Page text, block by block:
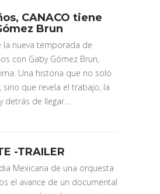
CANACO tiene
Brun
nueva temporada de
con Gaby Gómez Brun,
Una historia que no solo
que revela el trabajo, la
detrás de llegar…
-TRAILER
Mexicana de una orquesta
el avance de un documental